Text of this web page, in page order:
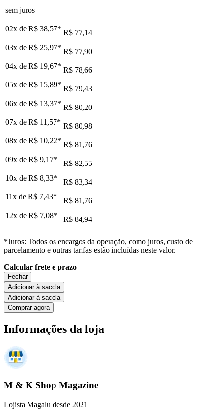
sem juros
02x de R$ 38,57* R$ 77,14
03x de R$ 25,97* R$ 77,90
04x de R$ 19,67* R$ 78,66
05x de R$ 15,89* R$ 79,43
06x de R$ 13,37* R$ 80,20
07x de R$ 11,57* R$ 80,98
08x de R$ 10,22* R$ 81,76
09x de R$ 9,17*
R$ 82,55
10x de R$ 8,33*
R$ 83,34
11x de R$ 7,43*
R$ 81,76
12x de R$ 7,08* R$ 84,94
*Juros: Todos os encargos da operação, como juros, custo de
parcelamento e outras tarifas estão incluídas neste valor.
Calcular frete e prazo
Fechar
Adicionar à sacola
Adicionar à sacola
Comprar agora
Informações da loja
M & K Shop Magazine
Lojista Magalu desde 2021